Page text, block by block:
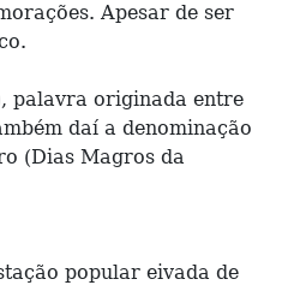
Apesar de ser
palavra originada entre
daí a denominação
(Dias Magros da
popular eivada de